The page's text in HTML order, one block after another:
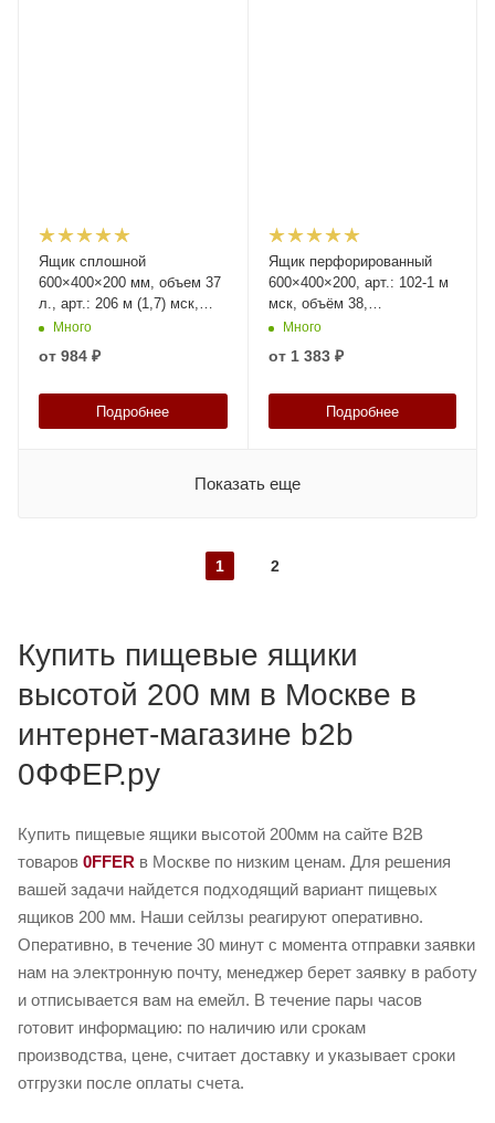
Ящик сплошной
600×400×200 мм, объем 37
л., арт.: 206 м (1,7) мск,
натуральный, код: 28437
Много
от 984 ₽
Подробнее
Ящик перфорированный
600×400×200, арт.: 102-1 м
мск, объём 38,
натуральный, код: 28429
Много
от 1 383 ₽
Подробнее
Показать еще
1 2
Купить пищевые ящики
высотой 200 мм в Москве в
интернет-магазине b2b
0ФФЕР.ру
Купить пищевые ящики высотой 200мм на сайте B2B
товаров 0FFER в Москве по низким ценам. Для решения
вашей задачи найдется подходящий вариант пищевых
ящиков 200 мм. Наши сейлзы реагируют оперативно.
Оперативно, в течение 30 минут с момента отправки заявки
нам на электронную почту, менеджер берет заявку в работу
и отписывается вам на емейл. В течение пары часов
готовит информацию: по наличию или срокам
производства, цене, считает доставку и указывает сроки
отгрузки после оплаты счета.